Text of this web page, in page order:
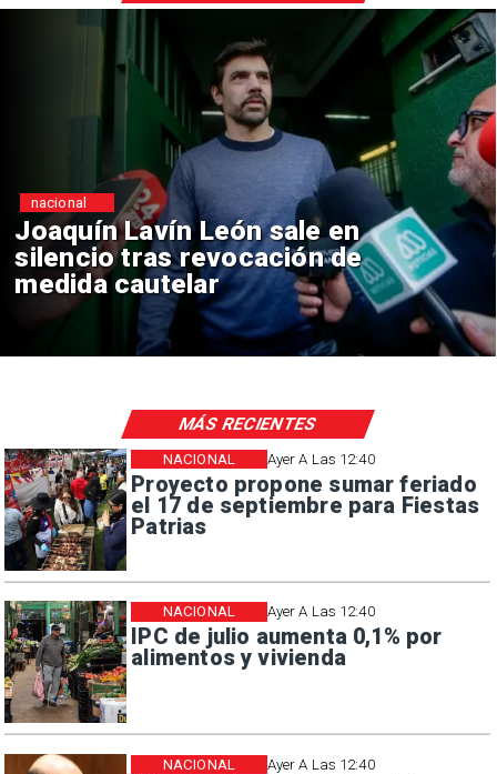
Chile y Venezuela formalizan
reinicio de relaciones
consulares
nacional
Ayer A Las 12:40
Proyecto propone sumar feriado
el 17 de septiembre para Fiestas
Patrias
NACIONAL
Ayer A Las 12:40
IPC de julio aumenta 0,1% por
alimentos y vivienda
NACIONAL
Ayer A Las 12:40
NACIONAL
MÁS RECIENTES